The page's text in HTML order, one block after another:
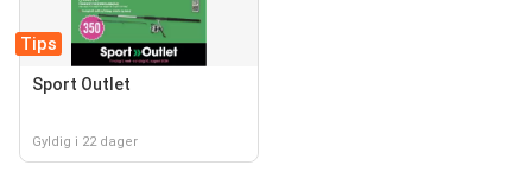
Tips
Sport Outlet
Gyldig i 22 dager